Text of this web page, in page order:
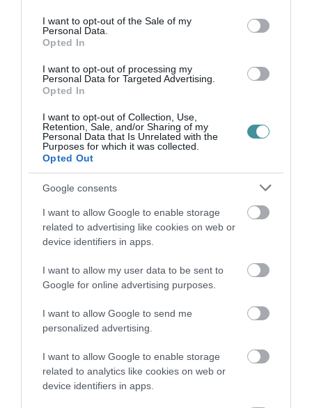
consent section.
I want to opt-out of the Sale of my
Personal Data.
Opted In
I want to opt-out of processing my
Personal Data for Targeted Advertising.
Opted In
I want to opt-out of Collection, Use,
Retention, Sale, and/or Sharing of my
Personal Data that Is Unrelated with the
Purposes for which it was collected.
Opted Out
Google consents
I want to allow Google to enable storage
related to advertising like cookies on web or
device identifiers in apps.
I want to allow my user data to be sent to
Google for online advertising purposes.
I want to allow Google to send me
personalized advertising.
I want to allow Google to enable storage
related to analytics like cookies on web or
device identifiers in apps.
baráti körödben, az életedben, akit szeretsz –
hozd el. Vagy jöjjetek el együtt.
Novemberben fókuszban a férfi. Legyünk
indexkép: MI
Ne maradjon le a legfrissebb hírekről, kövessen